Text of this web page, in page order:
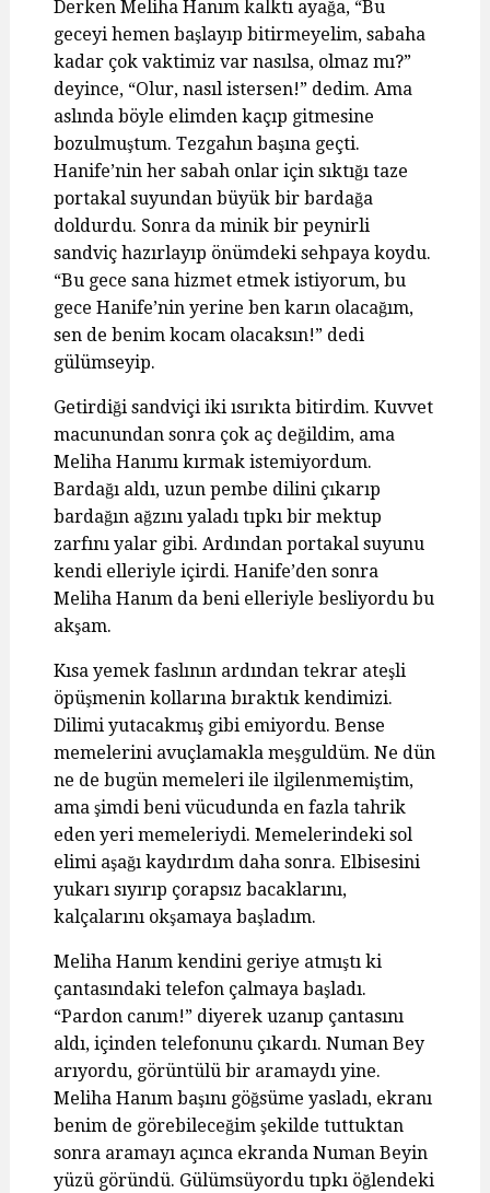
Derken Meliha Hanım kalktı ayağa, “Bu
geceyi hemen başlayıp bitirmeyelim, sabaha
kadar çok vaktimiz var nasılsa, olmaz mı?”
deyince, “Olur, nasıl istersen!” dedim. Ama
aslında böyle elimden kaçıp gitmesine
bozulmuştum. Tezgahın başına geçti.
Hanife’nin her sabah onlar için sıktığı taze
portakal suyundan büyük bir bardağa
doldurdu. Sonra da minik bir peynirli
sandviç hazırlayıp önümdeki sehpaya koydu.
“Bu gece sana hizmet etmek istiyorum, bu
gece Hanife’nin yerine ben karın olacağım,
sen de benim kocam olacaksın!” dedi
gülümseyip.
Getirdiği sandviçi iki ısırıkta bitirdim. Kuvvet
macunundan sonra çok aç değildim, ama
Meliha Hanımı kırmak istemiyordum.
Bardağı aldı, uzun pembe dilini çıkarıp
bardağın ağzını yaladı tıpkı bir mektup
zarfını yalar gibi. Ardından portakal suyunu
kendi elleriyle içirdi. Hanife’den sonra
Meliha Hanım da beni elleriyle besliyordu bu
akşam.
Kısa yemek faslının ardından tekrar ateşli
öpüşmenin kollarına bıraktık kendimizi.
Dilimi yutacakmış gibi emiyordu. Bense
memelerini avuçlamakla meşguldüm. Ne dün
ne de bugün memeleri ile ilgilenmemiştim,
ama şimdi beni vücudunda en fazla tahrik
eden yeri memeleriydi. Memelerindeki sol
elimi aşağı kaydırdım daha sonra. Elbisesini
yukarı sıyırıp çorapsız bacaklarını,
kalçalarını okşamaya başladım.
Meliha Hanım kendini geriye atmıştı ki
çantasındaki telefon çalmaya başladı.
“Pardon canım!” diyerek uzanıp çantasını
aldı, içinden telefonunu çıkardı. Numan Bey
arıyordu, görüntülü bir aramaydı yine.
Meliha Hanım başını göğsüme yasladı, ekranı
benim de görebileceğim şekilde tuttuktan
sonra aramayı açınca ekranda Numan Beyin
yüzü göründü. Gülümsüyordu tıpkı öğlendeki